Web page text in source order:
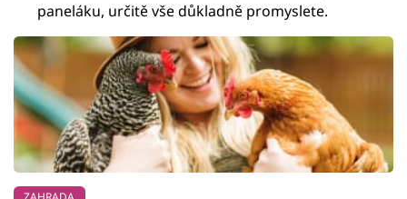
paneláku, určitě vše důkladně promyslete.